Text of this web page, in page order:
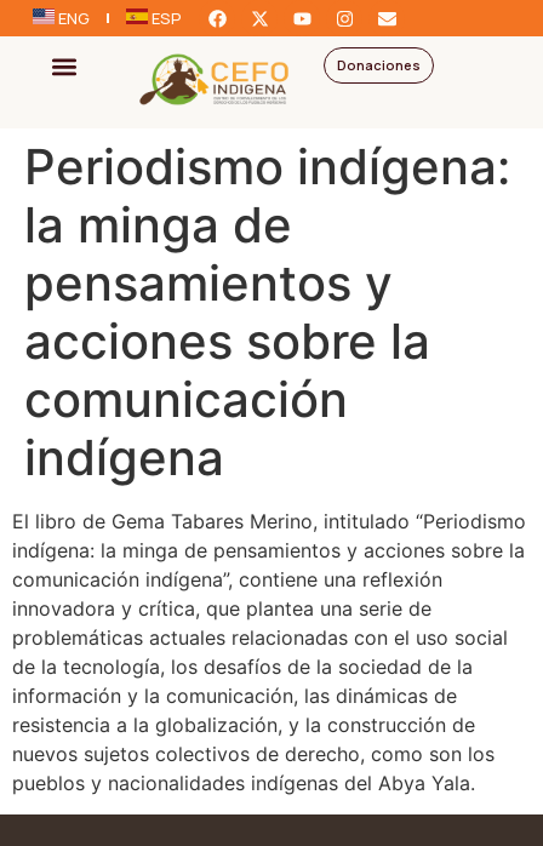
ENG ESP
Donaciones
Periodismo indígena:
la minga de
pensamientos y
acciones sobre la
comunicación
indígena
El libro de Gema Tabares Merino, intitulado “Periodismo
indígena: la minga de pensamientos y acciones sobre la
comunicación indígena”, contiene una reflexión
innovadora y crítica, que plantea una serie de
problemáticas actuales relacionadas con el uso social
de la tecnología, los desafíos de la sociedad de la
información y la comunicación, las dinámicas de
resistencia a la globalización, y la construcción de
nuevos sujetos colectivos de derecho, como son los
pueblos y nacionalidades indígenas del Abya Yala.